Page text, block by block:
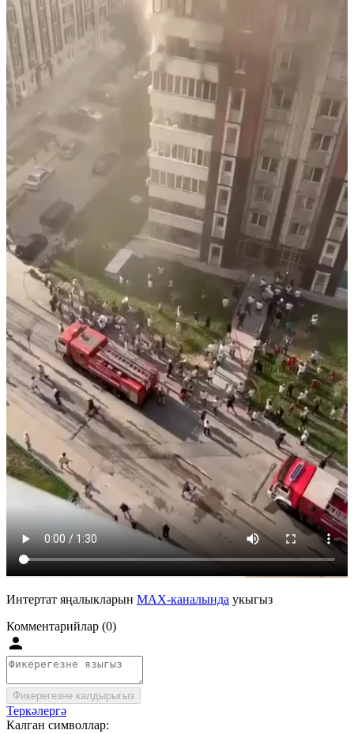
Интертат яңалыкларын MAX-каналында укыгыз
Комментарийлар (0)
Фикерегезне калдырыгыз
Теркәлергә
Калган символлар: